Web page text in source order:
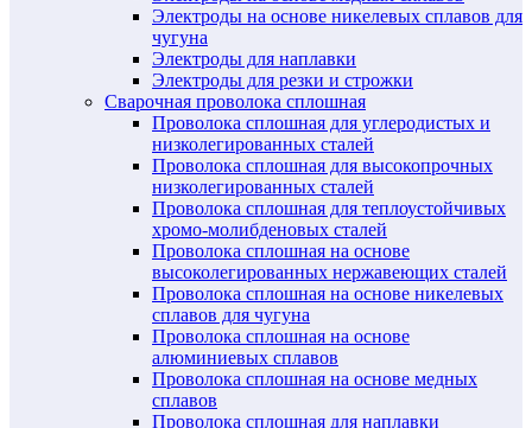
Электроды на основе никелевых сплавов для
чугуна
Электроды для наплавки
Электроды для резки и строжки
Сварочная проволока сплошная
Проволока сплошная для углеродистых и
низколегированных сталей
Проволока сплошная для высокопрочных
низколегированных сталей
Проволока сплошная для теплоустойчивых
хромо-молибденовых сталей
Проволока сплошная на основе
высоколегированных нержавеющих сталей
Проволока сплошная на основе никелевых
сплавов для чугуна
Проволока сплошная на основе
алюминиевых сплавов
Проволока сплошная на основе медных
сплавов
Проволока сплошная для наплавки